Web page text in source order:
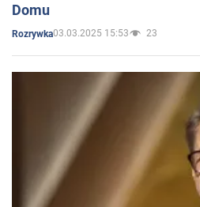
Domu
Rozrywka03.03.2025 15:53 23